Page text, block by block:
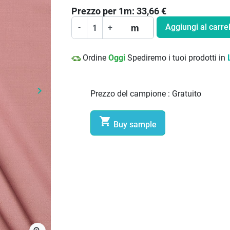
Prossimo
keyboard_arrow_right
Prezzo per 1m: 33,66€
- + m Aggiungi al
Ordine Oggi Spediremo i tuoi prodotti in
Prezzo del campione : Gratuito
 Buy sample